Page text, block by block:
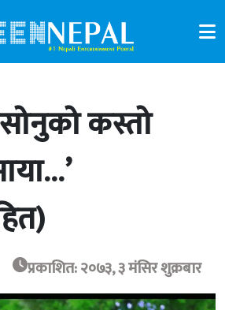
कस्तो
प्रकाशित: २०७३, ३ मंसिर शुक्रबार